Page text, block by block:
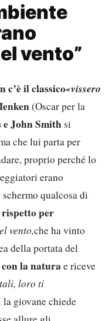
vento”
c’è il classico«vissero
(Oscar per la
e John Smith si
che lui parta per
proprio perché lo
erano
qualcosa di
per
vento,che ha vinto
della portata del
la natura e riceve
loro ti
la giovane chiede